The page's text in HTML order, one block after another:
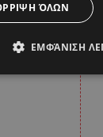
ΌΛΩΝ
ΕΜΦΆΝΙΣΗ